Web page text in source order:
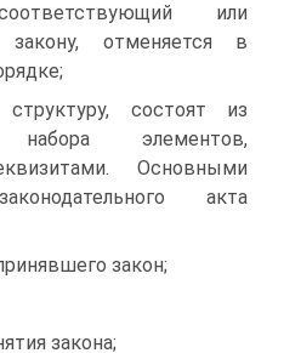
или
закону, отменяется в
состоят из
набора элементов,
Основными
акта
закон;
закона;